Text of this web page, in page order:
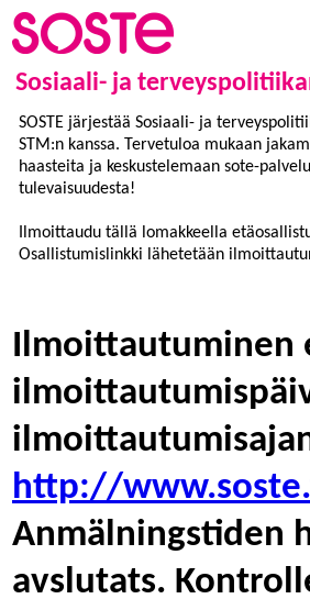
Sosiaali- ja
SOSTE järjestää Sosiaali- ja
STM:n kanssa. Tervetuloa mukaan
haasteita ja keskustelemaan sote-
tulevaisuudesta!
Ilmoittaudu tällä lomakkeella
Osallistumislinkki lähetetään
Ilmoittautuminen
http://
Anmälningstiden
avslutats.